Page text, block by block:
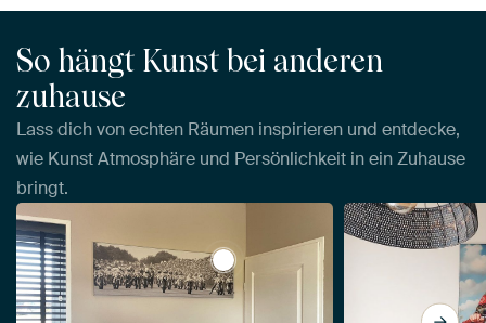
So hängt Kunst bei anderen
zuhause
Lass dich von echten Räumen inspirieren und entdecke,
wie Kunst Atmosphäre und Persönlichkeit in ein Zuhause
bringt.
View Start 350cc 1975 TT Assen